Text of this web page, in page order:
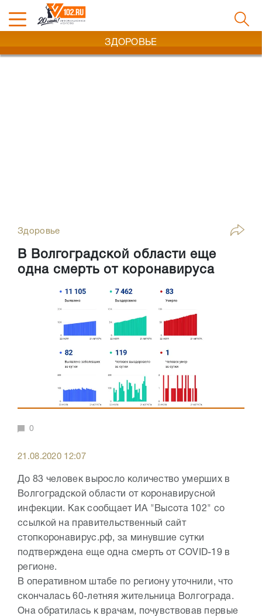
ЗДОРОВЬЕ
Здоровье
В Волгоградской области еще
одна смерть от коронавируса
0
21.08.2020 12:07
До 83 человек выросло количество умерших в
Волгоградской области от коронавирусной
инфекции. Как сообщает ИА "Высота 102" со
ссылкой на правительственный сайт
стопкоронавирус.рф, за минувшие сутки
подтверждена еще одна смерть от COVID-19 в
регионе.
В оперативном штабе по региону уточнили, что
скончалась 60-летняя жительница Волгограда.
Она обратилась к врачам, почувствовав первые